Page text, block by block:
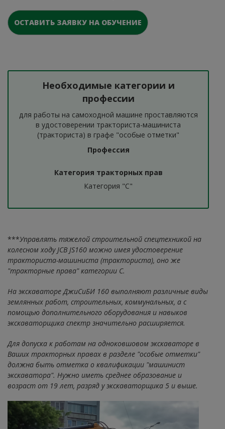
ОСТАВИТЬ ЗАЯВКУ НА ОБУЧЕНИЕ
Необходимые категории и
профессии
для работы на самоходной машине проставляются
в удостоверении тракториста-машиниста
(тракториста) в графе "особые отметки"
Профессия
Категория тракторных прав
Категория "С"
***Управлять тяжелой строительной спецтехникой на
колесном ходу JCB JS160 можно имея удостоверение
тракториста-машиниста (тракториста), оно же
"тракторные права" категории С.
На экскаваторе ДжиСиБИ 160 выполняют различные виды
землянных работ, строительных, коммунальных, а с
помощью дополнительного оборудования и навыков
экскаваторщика спектр значительно расширяется.
Для допуска к работам на одноковшовом экскаваторе в
Ваших тракторных правах в разделе "особые отметки"
должна быть отметка о квалификации "машинист
экскаватора". Нужно иметь среднее образование и
возраст от 19 лет, разряд у экскаваторщика 5 и выше.